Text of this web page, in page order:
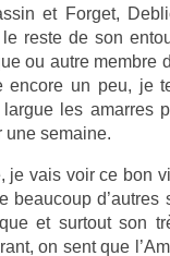
et For­get,
reste de son
ou autre mem­bre
en­core un peu, je
les amar­res
une semaine.
je vais voir ce bon
be­aucoup
et sur­tout son
on sent que